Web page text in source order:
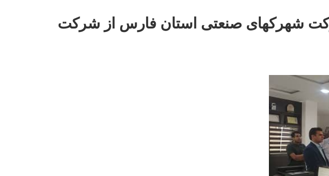
شهرکهای صنعتی استان فارس از شرکت